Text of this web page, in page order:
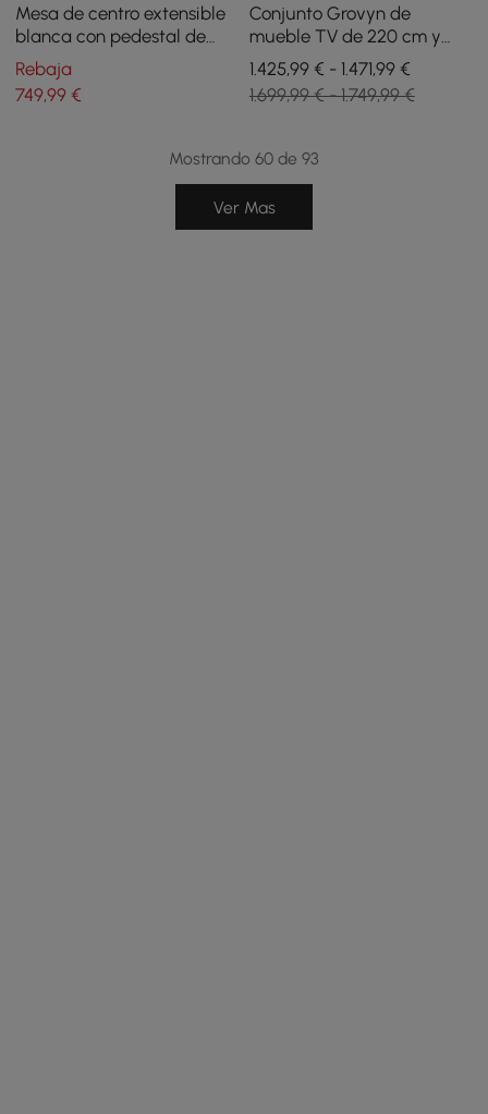
Mesa de centro extensible
blanca con pedestal de
metal en forma de anillo de
acabado de oro
Rebaja
749,99 €
Conjunto Grovyn de
mueble TV de 220 cm y
mesa de centro anidable
redonda en color negro
1.425,99 € - 1.471,99 €
1.699,99 € - 1.749,99 €
Mostrando 60 de 93
Ver Mas